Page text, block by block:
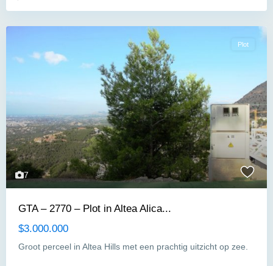
7
Plot
GTA – 2770 – Plot in Altea Alica...
$3.000.000
Groot perceel in Altea Hills met een prachtig uitzicht op zee.